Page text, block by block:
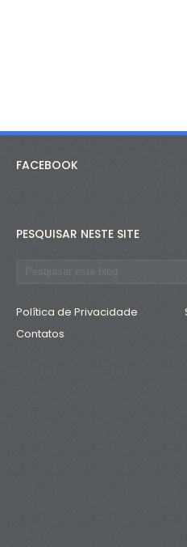
FACEBOOK
PESQUISAR NESTE SITE
Política de Privacidade
Contatos